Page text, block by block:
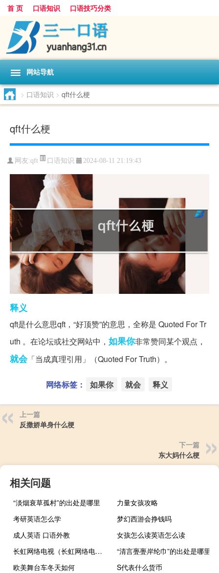
首 页 口语知识 口语技巧分类
网站导航
> 口语知识 > qft什么梗
qft什么梗
网友:qft 口语知识 2024-08-11 21:19:43
释义
qft是什么意思qft，“好顶赞”的意思，全称是 Quoted For Tr
uth 。在论坛或社交网站中， 如果你非常赞同某个观点，
就会「当成真理引用」（Quoted For Truth）。
网络标签： 如果你 就会 释义
上一篇
反撒娇单身什么梗
下一篇
东大妈什么梗
相关问题
“淡烟衰草孤村”的出处是哪里
力量女孩攻略
考研英语怎么学
梦幻西游会挣钱吗
成人英语 口语外教
女孩怎么读英语怎么读
长虹网络电视（长虹网络电视）
“清言亹亹岸纶巾”的出处是哪里
欧美舞台车冬天如何
S代表什么货币